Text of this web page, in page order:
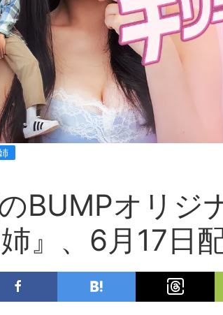
BUMPオリジ
』、6月17日